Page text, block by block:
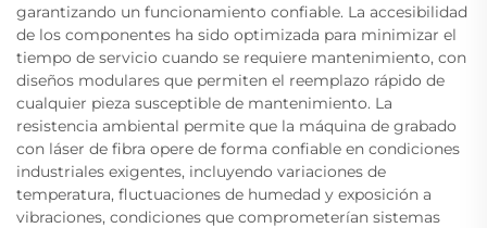
garantizando un funcionamiento confiable. La accesibilidad
de los componentes ha sido optimizada para minimizar el
tiempo de servicio cuando se requiere mantenimiento, con
diseños modulares que permiten el reemplazo rápido de
cualquier pieza susceptible de mantenimiento. La
resistencia ambiental permite que la máquina de grabado
con láser de fibra opere de forma confiable en condiciones
industriales exigentes, incluyendo variaciones de
temperatura, fluctuaciones de humedad y exposición a
vibraciones, condiciones que comprometerían sistemas